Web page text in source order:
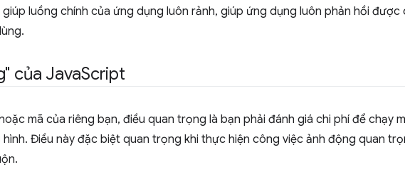
luồng chính của ứng dụng luôn rảnh, giúp ứng dụng luôn phản hồi được
của JavaScript
mã của riêng bạn, điều quan trọng là bạn phải đánh giá chi phí để chạy
Điều này đặc biệt quan trọng khi thực hiện công việc ảnh động quan